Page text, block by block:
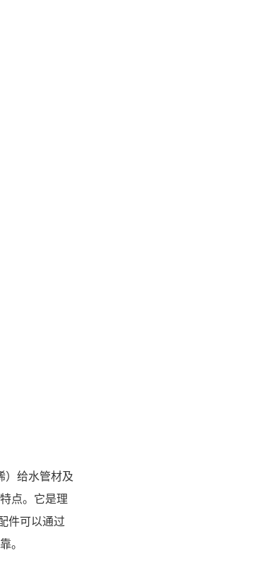
）给水管材及
点。它是理
件可以通过
。